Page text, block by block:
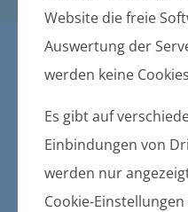
Website die freie
Auswertung der
werden keine
Es gibt auf
Einbindungen von
werden nur
Cookie-
Murchin
gung der
orhaben-
splanes Nr. 1